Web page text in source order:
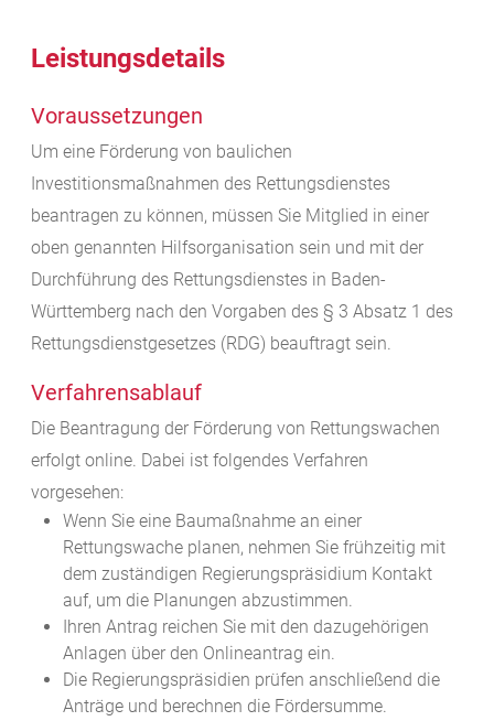
Leistungsdetails
Voraussetzungen
Um eine Förderung von baulichen
Investitionsmaßnahmen des Rettungsdienstes
beantragen zu können, müssen Sie Mitglied in einer
oben genannten Hilfsorganisation sein und mit der
Durchführung des Rettungsdienstes in Baden-
Württemberg nach den Vorgaben des § 3 Absatz 1 des
Rettungsdienstgesetzes (RDG) beauftragt sein.
Verfahrensablauf
Die Beantragung der Förderung von Rettungswachen
erfolgt online. Dabei ist folgendes Verfahren
vorgesehen:
Wenn Sie eine Baumaßnahme an einer
Rettungswache planen, nehmen Sie frühzeitig mit
dem zuständigen Regierungspräsidium Kontakt
auf, um die Planungen abzustimmen.
Ihren Antrag reichen Sie mit den dazugehörigen
Anlagen über den Onlineantrag ein.
Die Regierungspräsidien prüfen anschließend die
Anträge und berechnen die Fördersumme.